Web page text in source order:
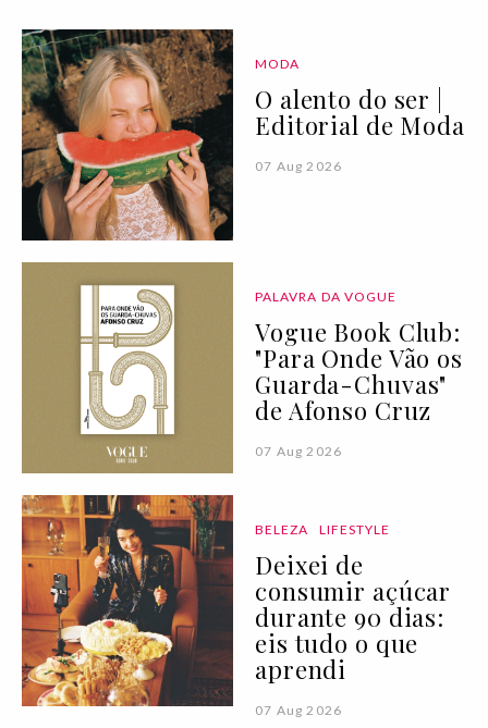
MODA
O alento do ser |
Editorial de Moda
07 Aug 2026
PALAVRA DA VOGUE
Vogue Book Club:
"Para Onde Vão os
Guarda-Chuvas"
de Afonso Cruz
07 Aug 2026
BELEZA LIFESTYLE
Deixei de
consumir açúcar
durante 90 dias:
eis tudo o que
aprendi
07 Aug 2026